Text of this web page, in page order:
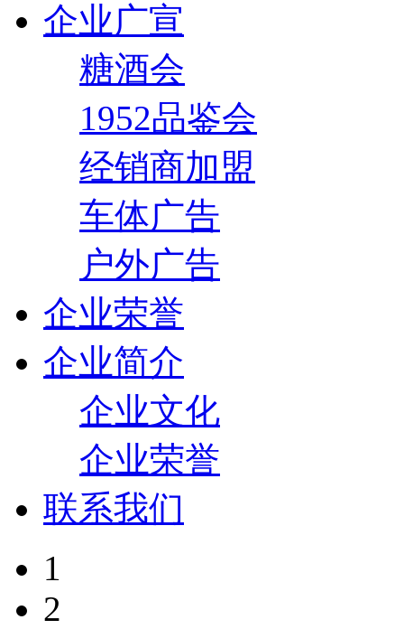
企业广宣
糖酒会
1952品鉴会
经销商加盟
车体广告
户外广告
企业荣誉
企业简介
企业文化
企业荣誉
联系我们
1
2